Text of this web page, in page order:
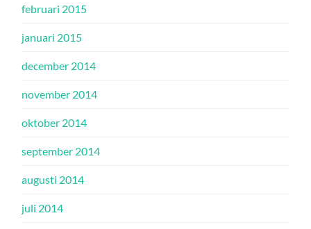
februari 2015
januari 2015
december 2014
november 2014
oktober 2014
september 2014
augusti 2014
juli 2014